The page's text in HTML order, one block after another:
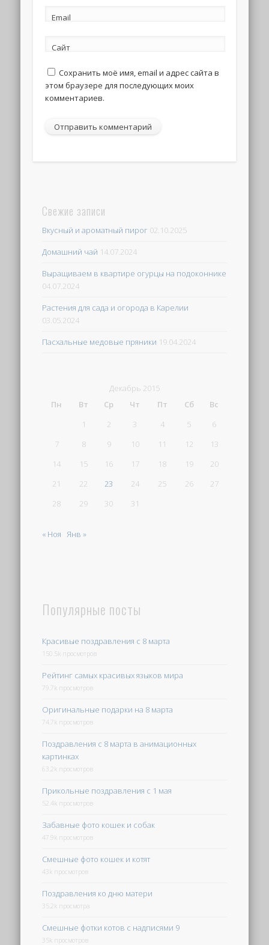
Email
Сайт
Сохранить моё имя, email и адрес сайта в
этом браузере для последующих моих
комментариев.
Свежие записи
Вкусный и ароматный пирог 02.10.2025
Домашний чай 14.07.2024
Выращиваем в квартире огурцы на подоконнике
04.07.2024
Растения для сада и огорода в Карелии
03.05.2024
Пасхальные медовые пряники 19.04.2024
Декабрь 2015
Пн
Вт Ср Чт Пт Сб
Вс
1
2 3 4 5
6
7
8 9 10 11 12
13
14
15 16 17 18 19
20
21
22 23 24 25 26
27
28
29 30 31
« Ноя Янв »
Популярные посты
Красивые поздравления с 8 марта
150.5k просмотров
Рейтинг самых красивых языков мира
79.7k просмотров
Оригинальные подарки на 8 марта
74.7k просмотров
Поздравления с 8 марта в анимационных
картинках
63.2k просмотров
Прикольные поздравления с 1 мая
52.4k просмотров
Забавные фото кошек и собак
47.9k просмотров
Смешные фото кошек и котят
43k просмотров
Поздравления ко дню матери
35.2k просмотра
Смешные фотки котов с надписями 9
35k просмотров